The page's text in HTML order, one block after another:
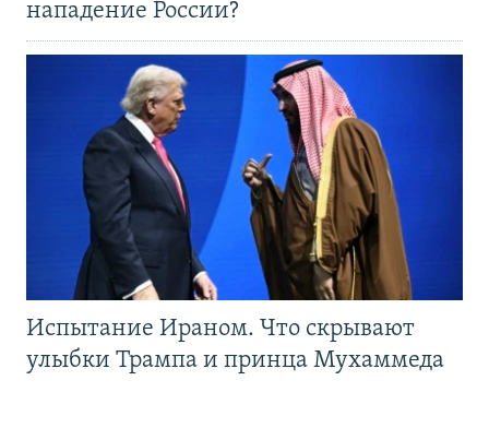
нападение России?
Испытание Ираном. Что скрывают
улыбки Трампа и принца Мухаммеда